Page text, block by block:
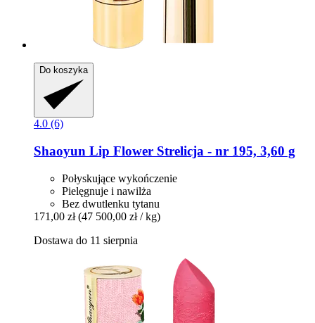
Do koszyka
4.0 (6)
Shaoyun Lip Flower Strelicja -​ nr 195, 3,60 g
Połyskujące wykończenie
Pielęgnuje i nawilża
Bez dwutlenku tytanu
171,00 zł (47 500,00 zł / kg)
Dostawa do 11 sierpnia